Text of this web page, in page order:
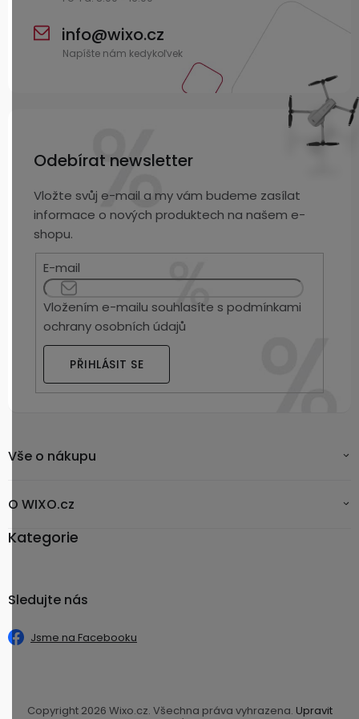
info@wixo.cz
Odebírat newsletter
Vložte svůj e-mail a my vám budeme zasílat
informace o nových produktech na našem e-
shopu.
E-mail
Vložením e-mailu souhlasíte spodmínkami
ochrany osobních údajů
PŘIHLÁSIT SE
Vše o nákupu
O WIXO.cz
Kategorie
Sledujte nás
Jsme na Facebooku
Copyright 2026 Wixo.cz. Všechna práva vyhrazena. Upravit